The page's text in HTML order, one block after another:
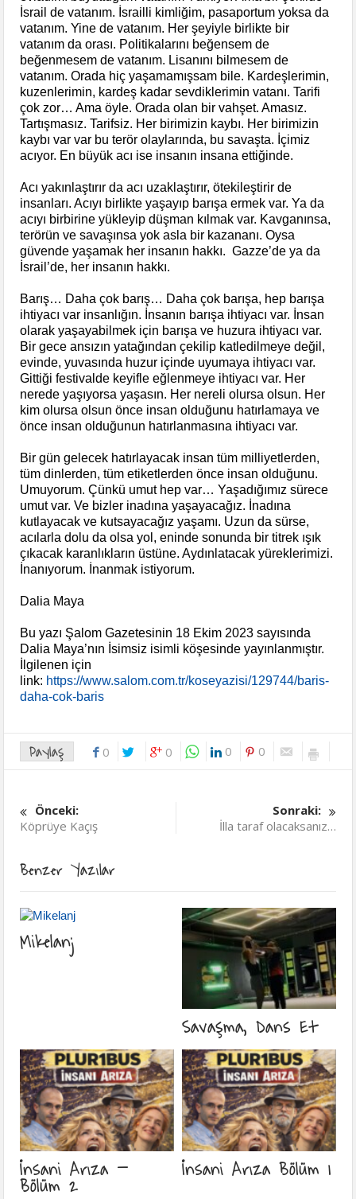
İsrail de vatanım. İsrailli kimliğim, pasaportum yoksa da
vatanım. Yine de vatanım. Her şeyiyle birlikte bir
vatanım da orası. Politikalarını beğensem de
beğenmesem de vatanım. Lisanını bilmesem de
vatanım. Orada hiç yaşamamışsam bile. Kardeşlerimin,
kuzenlerimin, kardeş kadar sevdiklerimin vatanı. Tarifi
çok zor… Ama öyle. Orada olan bir vahşet. Amasız.
Tartışmasız. Tarifsiz. Her birimizin kaybı. Her birimizin
kaybı var var bu terör olaylarında, bu savaşta. İçimiz
acıyor. En büyük acı ise insanın insana ettiğinde.
Acı yakınlaştırır da acı uzaklaştırır, ötekileştirir de
insanları. Acıyı birlikte yaşayıp barışa ermek var. Ya da
acıyı birbirine yükleyip düşman kılmak var. Kavganınsa,
terörün ve savaşınsa yok asla bir kazananı. Oysa
güvende yaşamak her insanın hakkı. Gazze’de ya da
İsrail’de, her insanın hakkı.
Barış… Daha çok barış… Daha çok barışa, hep barışa
ihtiyacı var insanlığın. İnsanın barışa ihtiyacı var. İnsan
olarak yaşayabilmek için barışa ve huzura ihtiyacı var.
Bir gece ansızın yatağından çekilip katledilmeye değil,
evinde, yuvasında huzur içinde uyumaya ihtiyacı var.
Gittiği festivalde keyifle eğlenmeye ihtiyacı var. Her
nerede yaşıyorsa yaşasın. Her nereli olursa olsun. Her
kim olursa olsun önce insan olduğunu hatırlamaya ve
önce insan olduğunun hatırlanmasına ihtiyacı var.
Bir gün gelecek hatırlayacak insan tüm milliyetlerden,
tüm dinlerden, tüm etiketlerden önce insan olduğunu.
Umuyorum. Çünkü umut hep var… Yaşadığımız sürece
umut var. Ve bizler inadına yaşayacağız. İnadına
kutlayacak ve kutsayacağız yaşamı. Uzun da sürse,
acılarla dolu da olsa yol, eninde sonunda bir titrek ışık
çıkacak karanlıkların üstüne. Aydınlatacak yüreklerimizi.
İnanıyorum. İnanmak istiyorum.
Dalia Maya
Bu yazı Şalom Gazetesinin 18 Ekim 2023 sayısında
Dalia Maya’nın İsimsiz isimli köşesinde yayınlanmıştır.
İlgilenen için
link: https://www.salom.com.tr/koseyazisi/129744/baris-
daha-cok-baris
Paylaş 0 0 0 0
Önceki:
Köprüye Kaçış
Sonraki:
İlla taraf olacaksanız…
Benzer Yazılar
Mikelanj
Savaşma, Dans Et
İnsani Arıza –
Bölüm 2
İnsani Arıza Bölüm 1